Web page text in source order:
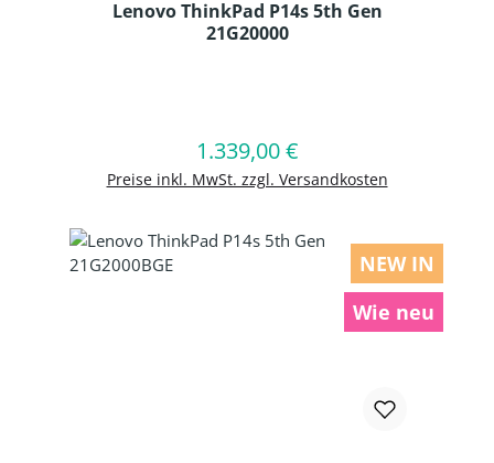
Lenovo ThinkPad P14s 5th Gen
21G20000
Regulärer Preis:
1.339,00 €
Preise inkl. MwSt. zzgl. Versandkosten
In den Warenkorb
NEW IN
Wie neu